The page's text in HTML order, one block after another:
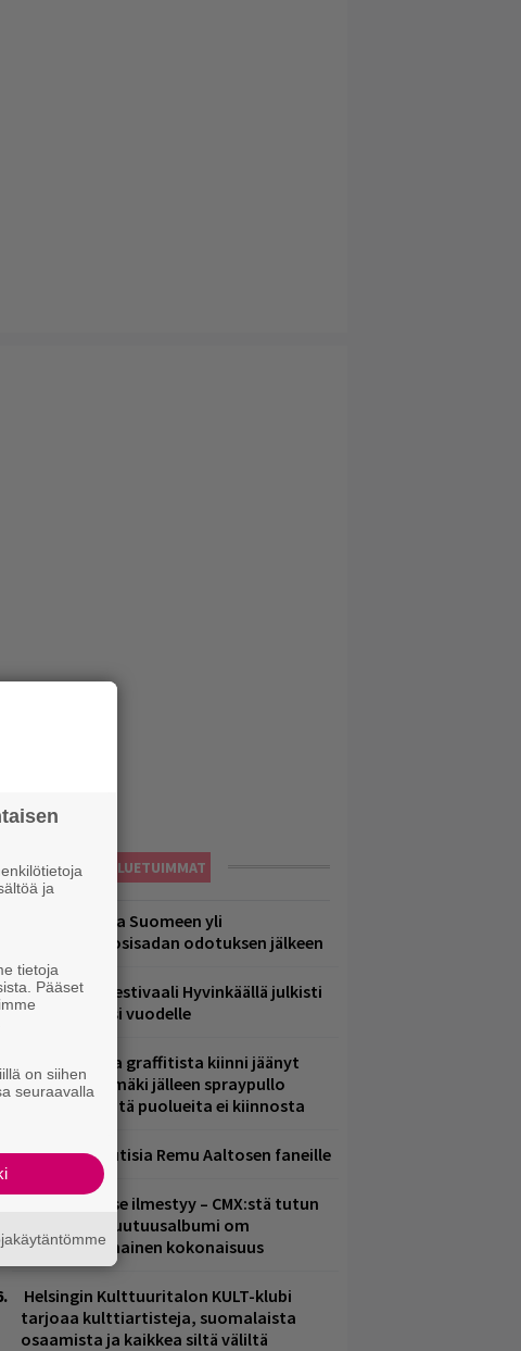
LUETUIMMAT
Weezer palaa Suomeen yli
neljännesvuosisadan odotuksen jälkeen
Äärimetallifestivaali Hyvinkäällä julkisti
esiintyjiä ensi vuodelle
Laittomasta graffitista kiinni jäänyt
Paavo Arhinmäki jälleen spraypullo
kädessä – näitä puolueita ei kiinnosta
Mainioita uutisia Remu Aaltosen faneille
Huomenna se ilmestyy – CMX:stä tutun
A.W. Yrjänän uutuusalbumi om
mammuttimainen kokonaisuus
Helsingin Kulttuuritalon KULT-klubi
tarjoaa kulttiartisteja, suomalaista
osaamista ja kaikkea siltä väliltä
ja
tietoja
Pääset
on siihen
seuraavalla